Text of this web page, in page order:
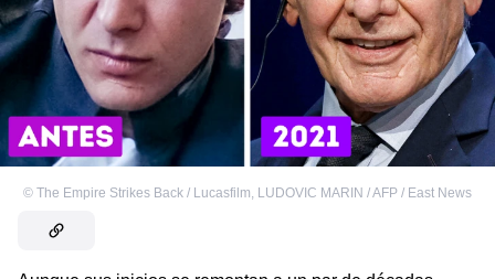
© The Empire Strikes Back / Lucasfilm, LUDOVIC MARIN / AFP / East News